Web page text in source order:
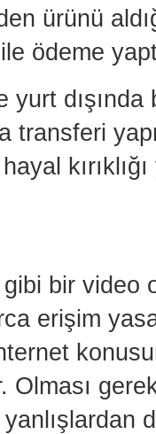
ürünü
ödeme
dışında
transferi
bir video
erişim